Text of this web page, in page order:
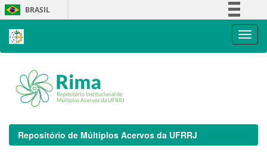
Skip
navigation
BRASIL
Repositório de Múltiplos Acervos da UFRRJ